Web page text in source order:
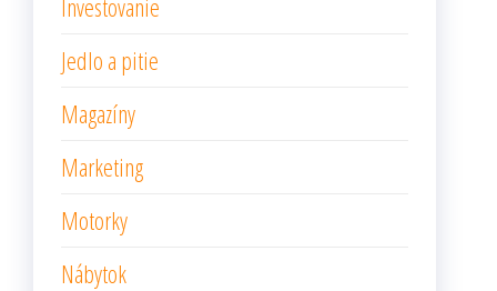
Investovanie
Jedlo a pitie
Magazíny
Marketing
Motorky
Nábytok